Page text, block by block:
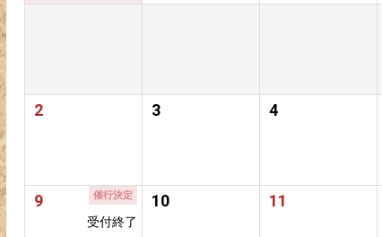
2 3 4
9 催行決定
受付終了
10 11